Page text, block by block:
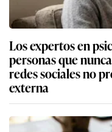
Los expertos en
personas que
redes sociales no
externa